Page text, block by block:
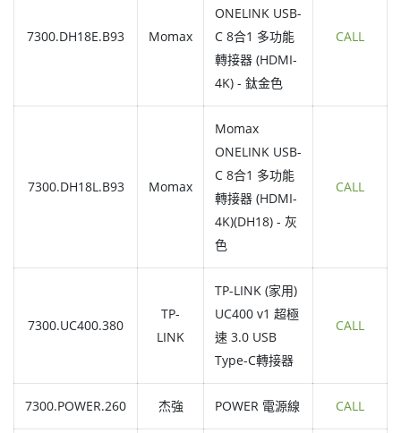
7300.DH18E.B93 Momax
ONELINK USB-
C 8合1 多功能
轉接器 (HDMI-
4K) - 鈦金色
CALL
7300.DH18L.B93 Momax
Momax
ONELINK USB-
C 8合1 多功能
轉接器 (HDMI-
4K)(DH18) - 灰
色
CALL
7300.UC400.380
TP-
LINK
TP-LINK (家用)
UC400 v1 超極
速 3.0 USB
Type-C轉接器
CALL
7300.POWER.260 杰強 POWER 電源線 CALL